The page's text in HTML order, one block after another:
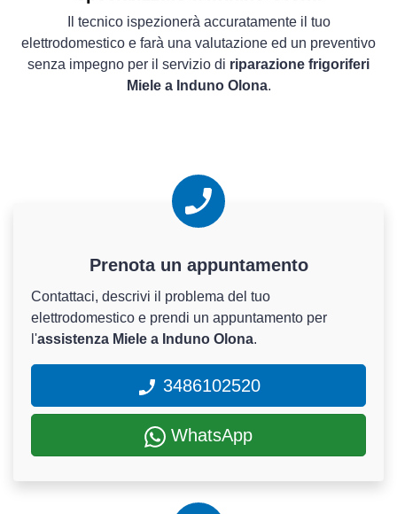
Il tecnico ispezionerà accuratamente il tuo
elettrodomestico e farà una valutazione ed un preventivo
senza impegno per il servizio di riparazione frigoriferi
Miele a Induno Olona.
Prenota un appuntamento
Contattaci, descrivi il problema del tuo
elettrodomestico e prendi un appuntamento per
l'assistenza Miele a Induno Olona.
3486102520
WhatsApp